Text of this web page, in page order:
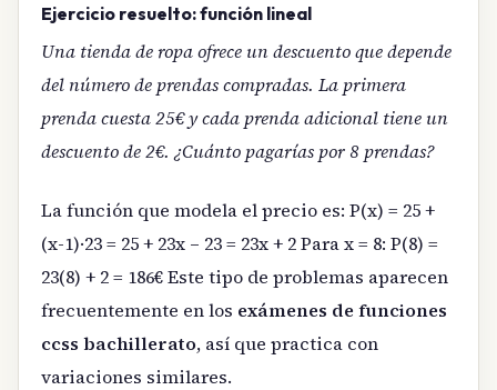
Ejercicio resuelto: función lineal
Una tienda de ropa ofrece un descuento que depende
del número de prendas compradas. La primera
prenda cuesta 25€ y cada prenda adicional tiene un
descuento de 2€. ¿Cuánto pagarías por 8 prendas?
La función que modela el precio es: P(x) = 25 +
(x-1)·23 = 25 + 23x – 23 = 23x + 2 Para x = 8: P(8) =
23(8) + 2 = 186€ Este tipo de problemas aparecen
frecuentemente en los exámenes de funciones
ccss bachillerato, así que practica con
variaciones similares.